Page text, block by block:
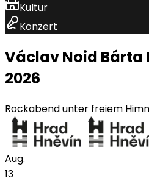
Kultur
Konzert
Václav Noid Bárta
2026
Rockabend unter freiem
Aug.
13